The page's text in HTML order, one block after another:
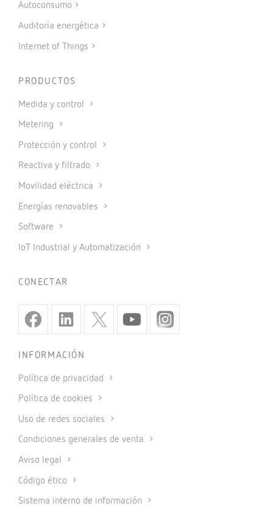
Autoconsumo
Auditoría energética
Internet of Things
PRODUCTOS
Medida y control
Metering
Protección y control
Reactiva y filtrado
Movilidad eléctrica
Energías renovables
Software
IoT Industrial y Automatización
CONECTAR
INFORMACIÓN
Política de privacidad
Política de cookies
Uso de redes sociales
Condiciones generales de venta
Aviso legal
Código ético
Sistema interno de información